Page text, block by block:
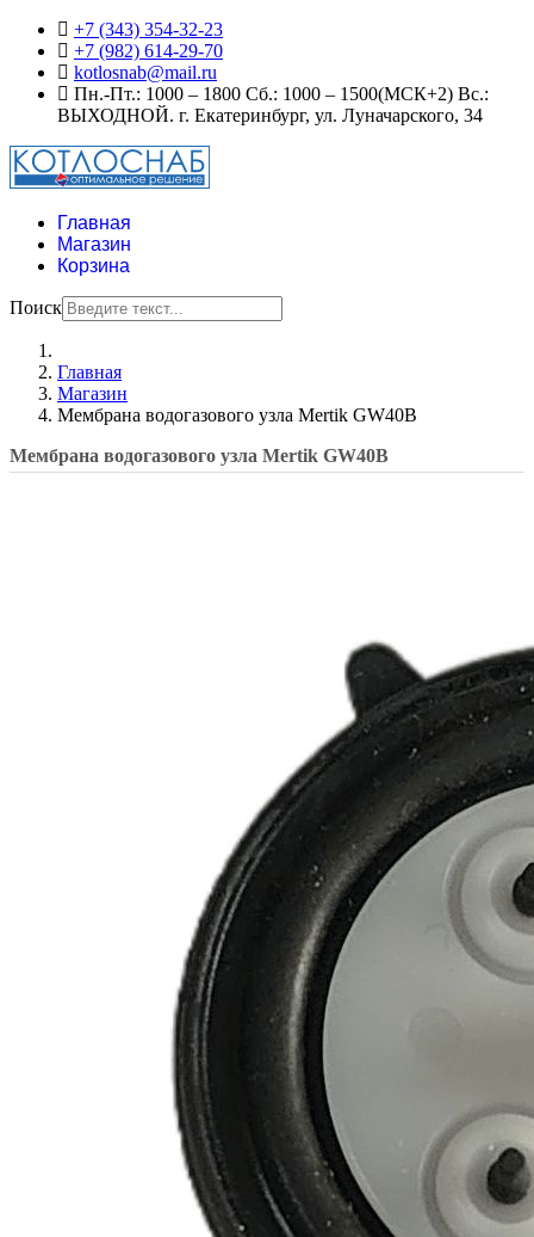
+7 (343) 354-32-23
+7 (982) 614-29-70
kotlosnab@mail.ru
Пн.-Пт.: 1000 – 1800 Сб.: 1000 – 1500(МСК+2) Вс.:
ВЫХОДНОЙ. г. Екатеринбург, ул. Луначарского, 34
Главная
Магазин
Корзина
Поиск
Главная
Магазин
Мембрана водогазового узла Mertik GW40B
Мембрана водогазового узла Mertik GW40B